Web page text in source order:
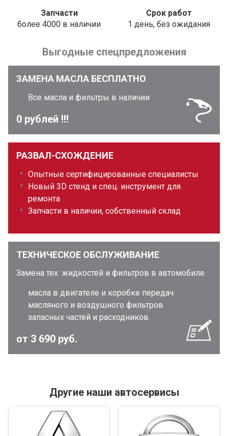
Запчасти
более 4000 в наличии
Срок работ
1 день, без ожидания
Выгодные спецпредложения
ЗАМЕНА МАСЛА БЕСПЛАТНО
Все масла и фильтры в наличии
0 рублей !!!
РАЗВАЛ-СХОЖДЕНИЕ
Опытные сертифицированные специалисты
Новый 3D стенд и спец. инструмент для
ремонта
Запчасти в наличии, собственный склад
ТЕХНИЧЕСКОЕ ОБСЛУЖИВАНИЕ
Замена тех. жидкостей и фильтров в автомобиле
масла в двигателе и коробке передач
масляного и воздушного фильтров
запасных частей и расходников
от 3 690 руб.
Другие наши автосервисы